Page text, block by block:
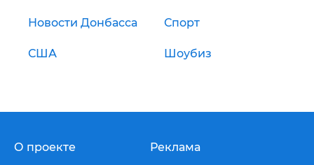
Новости Донбасса Спорт
США Шоубиз
О проекте Реклама